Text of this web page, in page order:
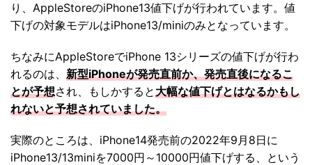
り、AppleStoreのiPhone13値下げが行われています。値
下げの対象モデルはiPhone13/miniのみとなっています。
ちなみにAppleStoreでiPhone 13シリーズの値下げが行わ
れるのは、 新型iPhoneが発売直前か、発売直後になるこ
とが予想され、もしかすると大幅な値下げとはなるかもし
れないと予想されていました。
実際のところは、iPhone14発売前の2022年9月8日に
iPhone13/13miniを7000円～10000円値下げする、という